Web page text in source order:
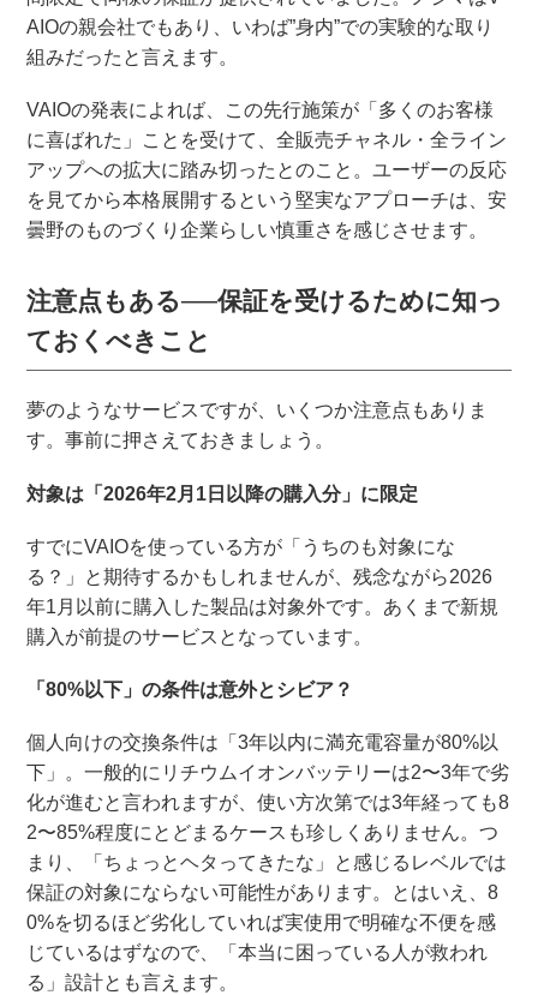
AIOの親会社でもあり、いわば”身内”での実験的な取り
組みだったと言えます。
VAIOの発表によれば、この先行施策が「多くのお客様
に喜ばれた」ことを受けて、全販売チャネル・全ライン
アップへの拡大に踏み切ったとのこと。ユーザーの反応
を見てから本格展開するという堅実なアプローチは、安
曇野のものづくり企業らしい慎重さを感じさせます。
注意点もある──保証を受けるために知っ
ておくべきこと
夢のようなサービスですが、いくつか注意点もありま
す。事前に押さえておきましょう。
対象は「2026年2月1日以降の購入分」に限定
すでにVAIOを使っている方が「うちのも対象にな
る？」と期待するかもしれませんが、残念ながら2026
年1月以前に購入した製品は対象外です。あくまで新規
購入が前提のサービスとなっています。
「80%以下」の条件は意外とシビア？
個人向けの交換条件は「3年以内に満充電容量が80%以
下」。一般的にリチウムイオンバッテリーは2〜3年で劣
化が進むと言われますが、使い方次第では3年経っても8
2〜85%程度にとどまるケースも珍しくありません。つ
まり、「ちょっとヘタってきたな」と感じるレベルでは
保証の対象にならない可能性があります。とはいえ、8
0%を切るほど劣化していれば実使用で明確な不便を感
じているはずなので、「本当に困っている人が救われ
る」設計とも言えます。